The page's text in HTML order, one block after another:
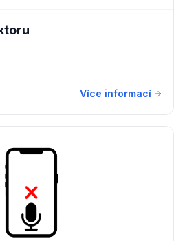
Více informací